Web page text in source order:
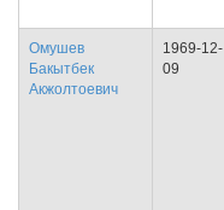
Омушев
Бакытбек
Акжолтоевич
1969-12-
09